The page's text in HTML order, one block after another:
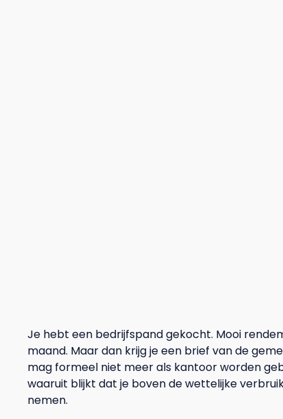
Je hebt een bedrijfspand gekocht. Mooi
maand. Maar dan krijg je een brief van de
mag formeel niet meer als kantoor worden
waaruit blijkt dat je boven de wettelijke
nemen.